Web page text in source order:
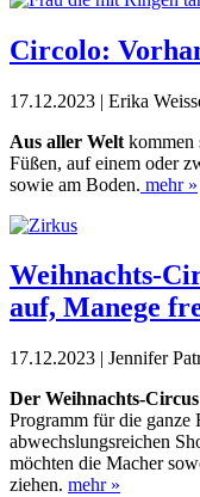
Circolo:
17.12.2023 | Erika
Aus aller Welt kommen
Füßen, auf einem oder
sowie am Boden. mehr »
Weihnachts-
auf, Manege
17.12.2023 | Jennifer
Der Weihnachts-Circus
Programm für die ganze
abwechslungsreichen
möchten die ­Macher
ziehen. mehr »